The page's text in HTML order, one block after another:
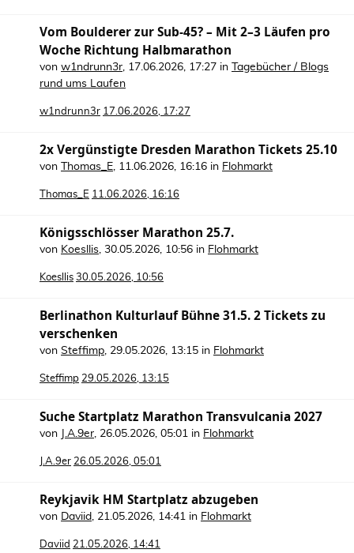
Vom Boulderer zur Sub-45? – Mit 2–3 Läufen pro
Woche Richtung Halbmarathon
von w1ndrunn3r, 17.06.2026, 17:27 in
Tagebücher / Blogs
rund ums Laufen
w1ndrunn3r 17.06.2026, 17:27
2x Vergünstigte Dresden Marathon Tickets 25.10
von Thomas_E, 11.06.2026, 16:16 in Flohmarkt
Thomas_E 11.06.2026, 16:16
Königsschlösser Marathon 25.7.
von Koesllis, 30.05.2026, 10:56 in Flohmarkt
Koesllis 30.05.2026, 10:56
Berlinathon Kulturlauf Bühne 31.5. 2 Tickets zu
verschenken
von Steffimp, 29.05.2026, 13:15 in Flohmarkt
Steffimp 29.05.2026, 13:15
Suche Startplatz Marathon Transvulcania 2027
von J.A.9er, 26.05.2026, 05:01 in Flohmarkt
J.A.9er 26.05.2026, 05:01
Reykjavik HM Startplatz abzugeben
von Daviid, 21.05.2026, 14:41 in Flohmarkt
Daviid 21.05.2026, 14:41